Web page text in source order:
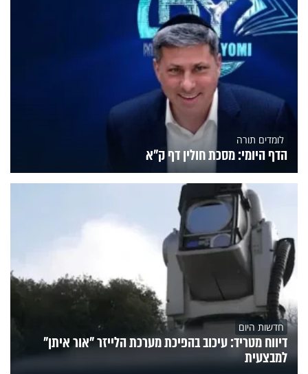
לומדים תורה
הדף היומי: מסכת חולין דף ק"א
חדשות היום
דיווח מטריד: עיכוב בהפיכת מערכת הלייזר "אור איתן"
למבצעית